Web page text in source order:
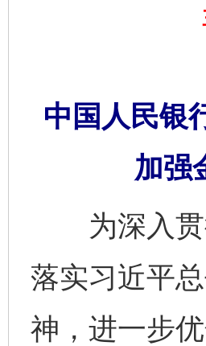
中国人民银
加强
为深入贯
落实习近平
神，进一步